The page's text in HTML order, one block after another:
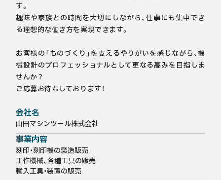
す。
趣味や家族との時間を大切にしながら、仕事にも集中でき
る理想的な働き方を実現できます。
お客様の「ものづくり」を支えるやりがいを感じながら、機
械設計のプロフェッショナルとして更なる高みを目指しま
せんか？
ご応募お待ちしております！
会社名
山田マシンツール株式会社
事業内容
刻印・刻印機の製造販売
工作機械、各種工具の販売
輸入工具・装置の販売